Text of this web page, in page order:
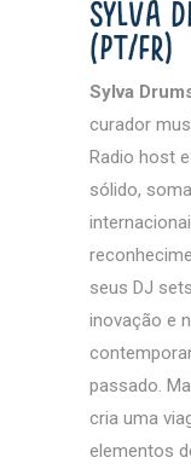
Sylva
(PT/FR)
Sylva
curador
Radio host
sólido,
seus DJ
inovação e
passado.
cria uma
elementos